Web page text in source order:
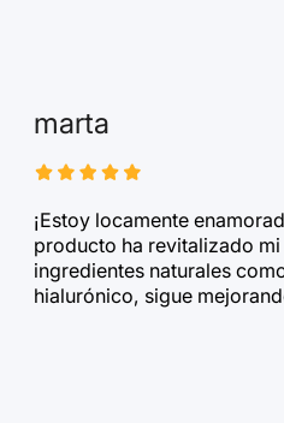
marta
¡Estoy locamente
producto ha revitalizado
ingredientes naturales
hialurónico, sigue